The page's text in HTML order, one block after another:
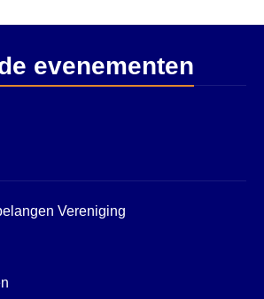
evenementen
Vereniging